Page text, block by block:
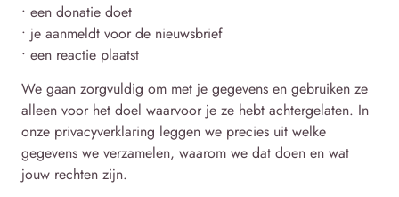
• een donatie doet
• je aanmeldt voor de nieuwsbrief
• een reactie plaatst
We gaan zorgvuldig om met je gegevens en gebruiken ze
alleen voor het doel waarvoor je ze hebt achtergelaten. In
onze privacyverklaring leggen we precies uit welke
gegevens we verzamelen, waarom we dat doen en wat
jouw rechten zijn.